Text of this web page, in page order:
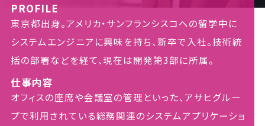
PROFILE
東京都出身。アメリカ・サンフランシスコへの留学中に
システムエンジニアに興味を持ち、新卒で入社。技術統
括の部署などを経て、現在は開発第3部に所属。
仕事内容
オフィスの座席や会議室の管理といった、アサヒグルー
プで利用されている総務関連のシステムアプリケーショ